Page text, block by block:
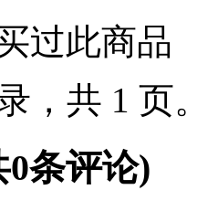
过此商品
，共 1 页。
0条评论)